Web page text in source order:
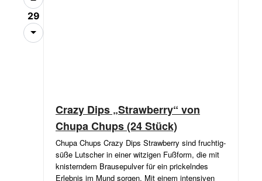
29
Crazy Dips „Strawberry“ von
Chupa Chups (24 Stück)
Chupa Chups Crazy Dips Strawberry sind fruchtig-
süße Lutscher in einer witzigen Fußform, die mit
knisterndem Brausepulver für ein prickelndes
Erlebnis im Mund sorgen. Mit einem intensiven